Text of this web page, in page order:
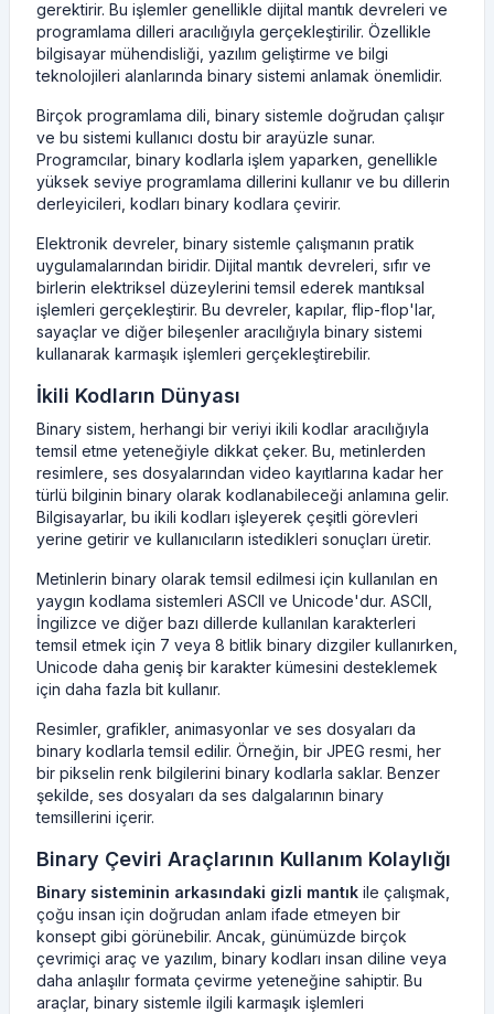
gerektirir. Bu işlemler genellikle dijital mantık devreleri ve
programlama dilleri aracılığıyla gerçekleştirilir. Özellikle
bilgisayar mühendisliği, yazılım geliştirme ve bilgi
teknolojileri alanlarında binary sistemi anlamak önemlidir.
Birçok programlama dili, binary sistemle doğrudan çalışır
ve bu sistemi kullanıcı dostu bir arayüzle sunar.
Programcılar, binary kodlarla işlem yaparken, genellikle
yüksek seviye programlama dillerini kullanır ve bu dillerin
derleyicileri, kodları binary kodlara çevirir.
Elektronik devreler, binary sistemle çalışmanın pratik
uygulamalarından biridir. Dijital mantık devreleri, sıfır ve
birlerin elektriksel düzeylerini temsil ederek mantıksal
işlemleri gerçekleştirir. Bu devreler, kapılar, flip-flop'lar,
sayaçlar ve diğer bileşenler aracılığıyla binary sistemi
kullanarak karmaşık işlemleri gerçekleştirebilir.
İkili Kodların Dünyası
Binary sistem, herhangi bir veriyi ikili kodlar aracılığıyla
temsil etme yeteneğiyle dikkat çeker. Bu, metinlerden
resimlere, ses dosyalarından video kayıtlarına kadar her
türlü bilginin binary olarak kodlanabileceği anlamına gelir.
Bilgisayarlar, bu ikili kodları işleyerek çeşitli görevleri
yerine getirir ve kullanıcıların istedikleri sonuçları üretir.
Metinlerin binary olarak temsil edilmesi için kullanılan en
yaygın kodlama sistemleri ASCII ve Unicode'dur. ASCII,
İngilizce ve diğer bazı dillerde kullanılan karakterleri
temsil etmek için 7 veya 8 bitlik binary dizgiler kullanırken,
Unicode daha geniş bir karakter kümesini desteklemek
için daha fazla bit kullanır.
Resimler, grafikler, animasyonlar ve ses dosyaları da
binary kodlarla temsil edilir. Örneğin, bir JPEG resmi, her
bir pikselin renk bilgilerini binary kodlarla saklar. Benzer
şekilde, ses dosyaları da ses dalgalarının binary
temsillerini içerir.
Binary Çeviri Araçlarının Kullanım Kolaylığı
Binary sisteminin arkasındaki gizli mantık ile çalışmak,
çoğu insan için doğrudan anlam ifade etmeyen bir
konsept gibi görünebilir. Ancak, günümüzde birçok
çevrimiçi araç ve yazılım, binary kodları insan diline veya
daha anlaşılır formata çevirme yeteneğine sahiptir. Bu
araçlar, binary sistemle ilgili karmaşık işlemleri